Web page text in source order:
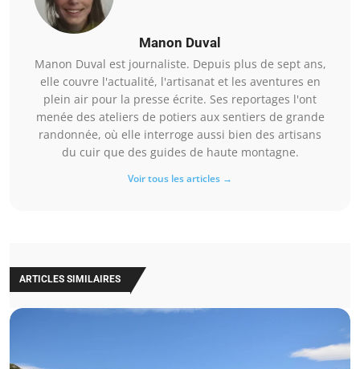
Manon Duval
Manon Duval est journaliste. Depuis plus de sept ans,
elle couvre l'actualité, l'artisanat et les aventures en
plein air pour la presse écrite. Ses reportages l'ont
menée des ateliers de potiers aux sentiers de grande
randonnée, où elle interroge aussi bien des artisans
du cuir que des guides de haute montagne.
Voir tous les articles →
ARTICLES SIMILAIRES